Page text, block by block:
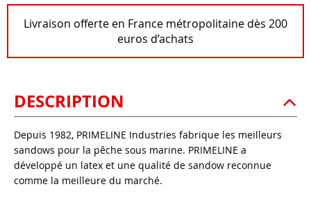
Livraison offerte en France métropolitaine dès 200
euros d’achats
DESCRIPTION
Depuis 1982, PRIMELINE Industries fabrique les meilleurs
sandows pour la pêche sous marine. PRIMELINE a
développé un latex et une qualité de sandow reconnue
comme la meilleure du marché.